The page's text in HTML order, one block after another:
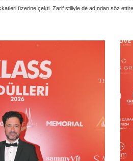
üzerine çekti. Zarif stiliyle de adından söz